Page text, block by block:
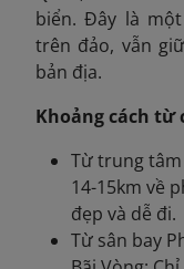
biển. Đây là
trên đảo, vẫn
bản địa.
Khoảng cách từ
Từ trung
14-15km về
đẹp và dễ đi.
Từ sân bay